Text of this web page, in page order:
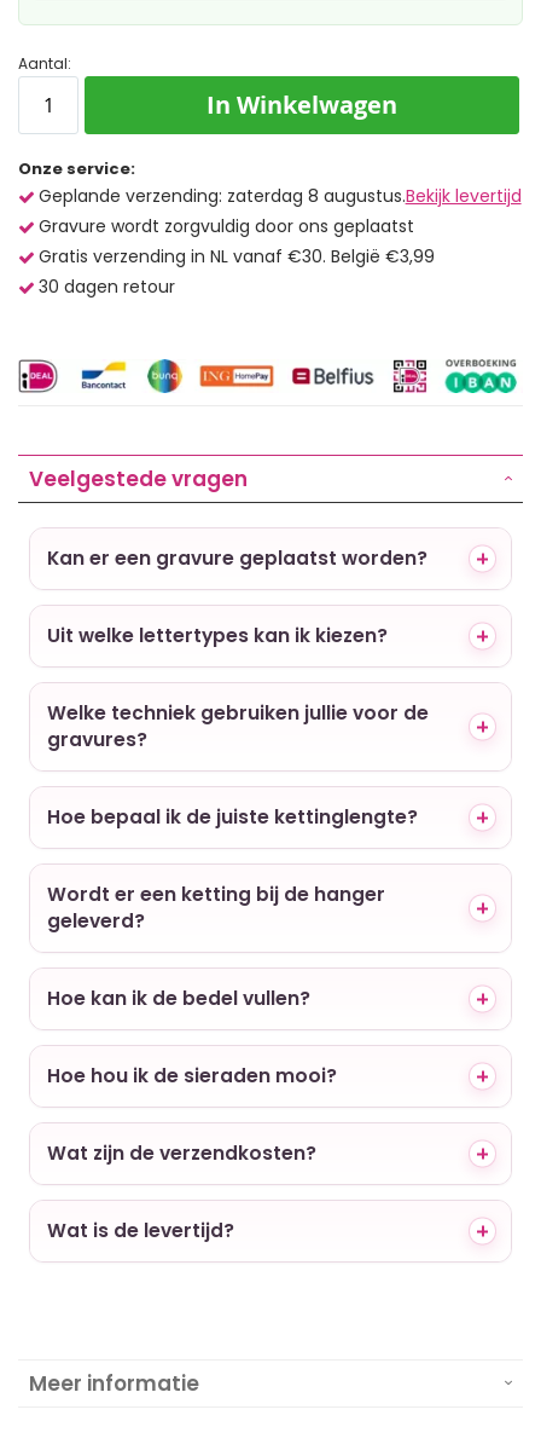
Aantal:
In Winkelwagen
Onze service:
Geplande verzending: zaterdag 8 augustus.Bekijk levertijd
Gravure wordt zorgvuldig door ons geplaatst
Gratis verzending in NL vanaf €30. België €3,99
30 dagen retour
Veelgestede vragen
Kan er een gravure geplaatst worden?
Uit welke lettertypes kan ik kiezen?
Welke techniek gebruiken jullie voor de
gravures?
Hoe bepaal ik de juiste kettinglengte?
Wordt er een ketting bij de hanger
geleverd?
Hoe kan ik de bedel vullen?
Hoe hou ik de sieraden mooi?
Wat zijn de verzendkosten?
Wat is de levertijd?
Meer informatie